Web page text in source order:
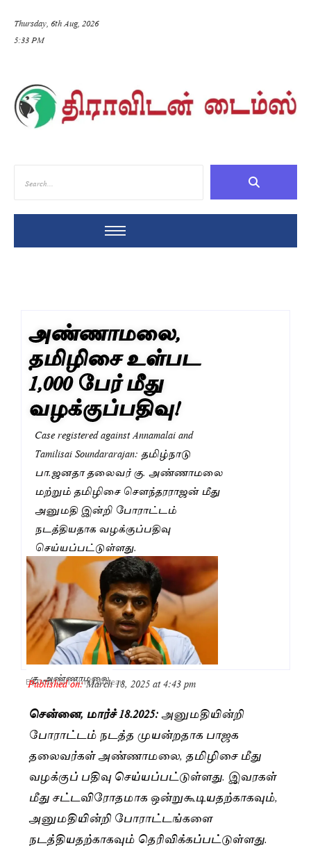
Thursday, 6th Aug, 2026
5:33 PM
அண்ணாமலை,
தமிழிசை உள்பட
1,000 பேர் மீது
வழக்குப்பதிவு!
Case registered against Annamalai and
Tamilisai Soundararajan: தமிழ்நாடு
பா.ஜனதா தலைவர் கு. அண்ணாமலை
மற்றும் தமிழிசை செளந்தரராஜன் மீது
அனுமதி இன்றி போராட்டம்
நடத்தியதாக வழக்குப்பதிவு
செய்யப்பட்டுள்ளது.
கு. அண்ணாமலை
ByDravidan Times Bureau
Published on:March 18, 2025 at 4:43 pm
சென்னை, மார்ச் 18.2025:அனுமதியின்றி
போராட்டம் நடத்த முயன்றதாக பாஜக
தலைவர்கள் அண்ணாமலை, தமிழிசை மீது
வழக்குப் பதிவு செய்யப்பட்டுள்ளது. இவரகள்
மீது சட்டவிரோதமாக ஒன்றுகூடியதற்காகவும்,
அனுமதியின்றி போராட்டங்களை
நடத்தியதற்காகவும் தெரிவிக்கப்பட்டுள்ளது.